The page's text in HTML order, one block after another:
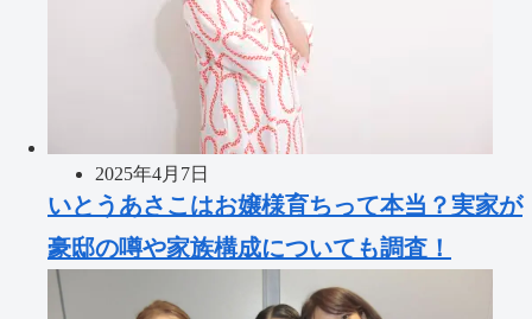
2025年4月7日
いとうあさこはお嬢様育ちって本当？実家が
豪邸の噂や家族構成についても調査！